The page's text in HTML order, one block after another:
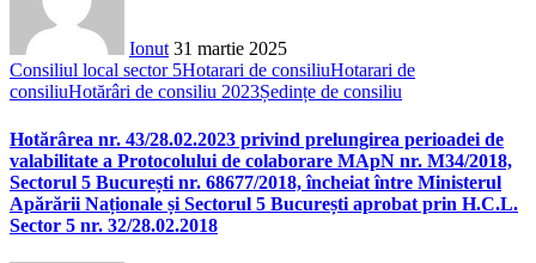
Ionut 31 martie 2025
Consiliul local sector 5Hotarari de consiliuHotarari de
consiliuHotărâri de consiliu 2023Ședințe de consiliu
Hotărârea nr. 43/28.02.2023 privind prelungirea perioadei de
valabilitate a Protocolului de colaborare MApN nr. M34/2018,
Sectorul 5 București nr. 68677/2018, încheiat între Ministerul
Apărării Naționale și Sectorul 5 București aprobat prin H.C.L.
Sector 5 nr. 32/28.02.2018